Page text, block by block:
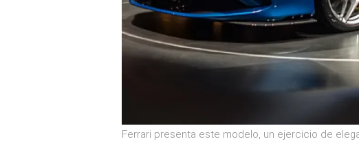
Ferrari presenta este modelo, un ejercicio de